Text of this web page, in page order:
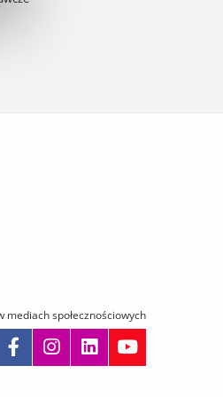
mediach społecznościowych